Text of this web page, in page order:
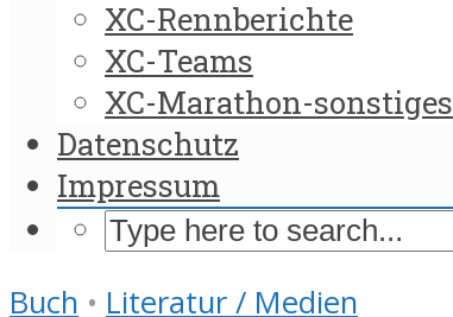
XC-Rennberichte
XC-Teams
XC-Marathon-sonstiges
Datenschutz
Impressum
Buch • Literatur / Medien